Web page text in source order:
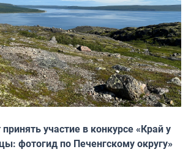
участие в конкурсе «Край у
фотогид по Печенгскому округу»